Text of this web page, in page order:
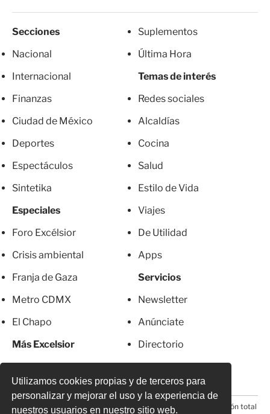
Utilizamos cookies propias y de terceros para
personalizar y mejorar el uso y la experiencia de
nuestros usuarios en nuestro sitio web.
Secciones
Nacional
Internacional
Finanzas
Ciudad de México
Deportes
Espectáculos
Sintetika
Especiales
Foro Excélsior
Crisis ambiental
Franja de Gaza
Metro CDMX
El Chapo
Más Excelsior
Mujeres
Suplementos
Última Hora
Temas de interés
Redes sociales
Alcaldías
Cocina
Salud
Estilo de Vida
Viajes
De Utilidad
Apps
Servicios
Newsletter
Anúnciate
Directorio
Suscripciones
© 2026 Todos los derechos reservados. Prohibida la reproducción total